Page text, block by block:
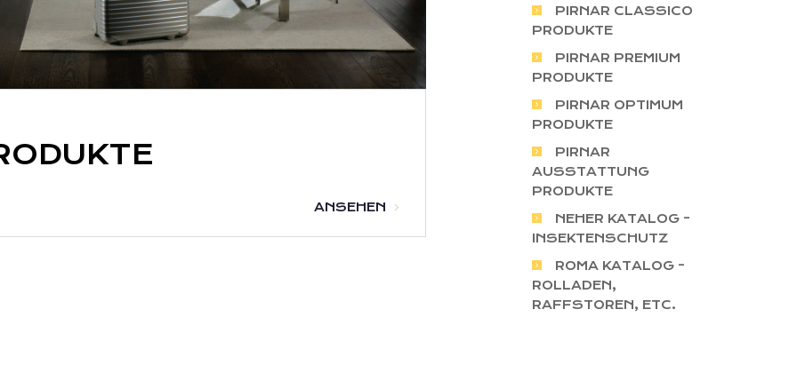
ANSEHEN
PIRNAR CLASSICO
PRODUKTE
PIRNAR PREMIUM
PRODUKTE
PIRNAR OPTIMUM
PRODUKTE
PIRNAR
AUSSTATTUNG
PRODUKTE
NEHER KATALOG -
INSEKTENSCHUTZ
ROMA KATALOG -
ROLLADEN,
RAFFSTOREN, ETC.